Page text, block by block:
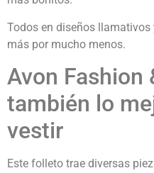
Todos en diseños
más por mucho menos.
Avon Fashion
también lo
vestir
Este folleto trae diversas